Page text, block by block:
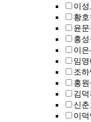
이성
황호
윤문
홍성
이은
임영
조하
홍원
김
신춘
이덕